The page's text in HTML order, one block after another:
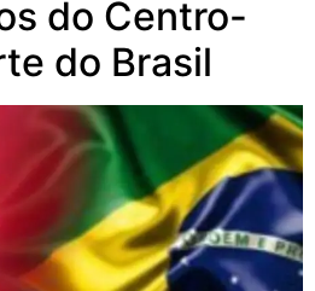
do Centro-
do Brasil